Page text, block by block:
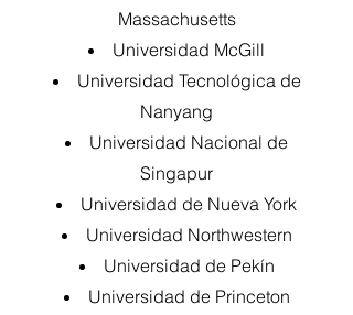
Massachusetts
Universidad McGill
Universidad Tecnológica de
Nanyang
Universidad Nacional de
Singapur
Universidad de Nueva York
Universidad Northwestern
Universidad de Pekín
Universidad de Princeton